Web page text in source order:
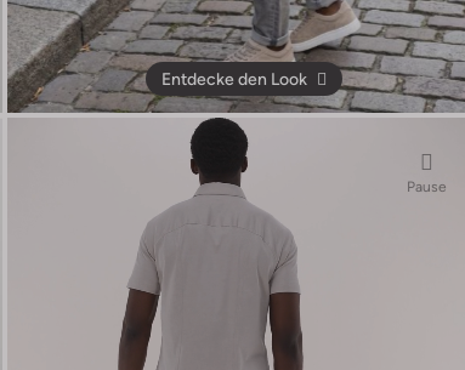
Entdecke den Look
Pause